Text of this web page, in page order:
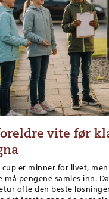
vite før
cup er minner for livet,
må pengene samles inn.
ofte den beste